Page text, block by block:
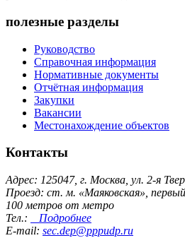
полезные разделы
Руководство
Справочная информация
Нормативные документы
Отчётная информация
Закупки
Вакансии
Местонахождение объектов
Контакты
Адрес: 125047, г. Москва, ул. 2-я
Проезд: ст. м. «Маяковская»,
100 метров от метро
Тел.:
Подробнее
E-mail: sec.dep@pppudp.ru